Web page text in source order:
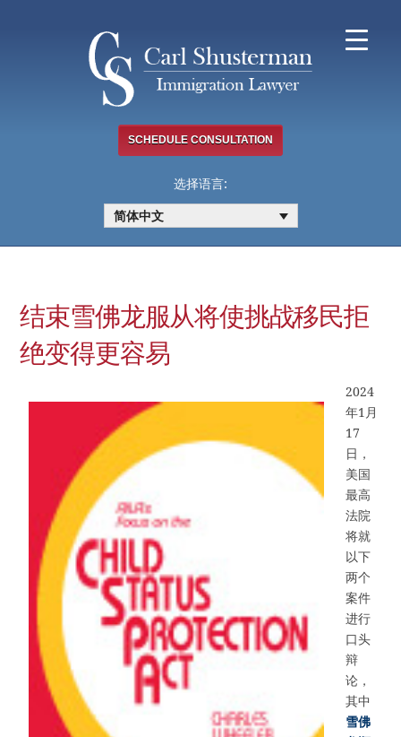
SCHEDULE CONSULTATION
选择语言:
简体中文
结束雪佛龙服从将使挑战移民拒
绝变得更容易
2024
年1月
17
日，
美国
最高
法院
将就
以下
两个
案件
进行
口头
辩
论，
其中
雪佛